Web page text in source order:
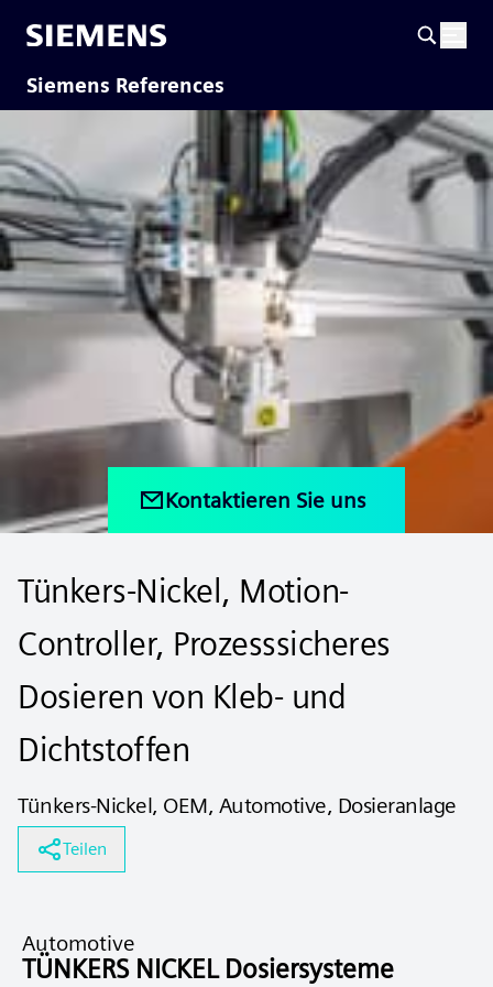
Siemens References
Kontaktieren Sie uns
Tünkers-Nickel, Motion-
Controller, Prozesssicheres
Dosieren von Kleb- und
Dichtstoffen
Tünkers-Nickel, OEM, Automotive, Dosieranlage
Teilen
Automotive
TÜNKERS NICKEL Dosiersysteme